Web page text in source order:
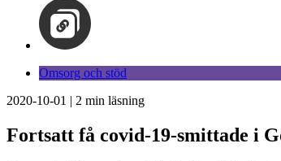
Omsorg och stöd
2020-10-01 | 2 min läsning
Fortsatt få covid-19-smittade i